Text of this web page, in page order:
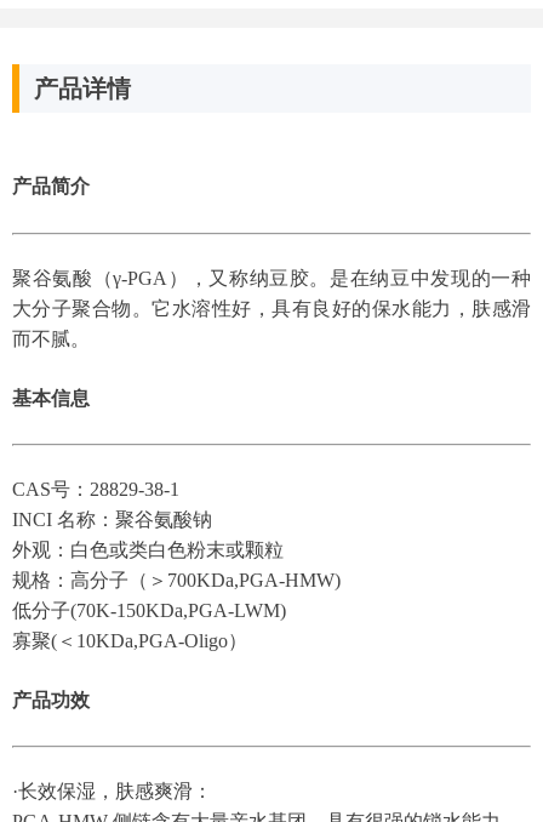
产品详情
产品简介
聚谷氨酸（γ-PGA），又称纳豆胶。是在纳豆中发现的一种
大分子聚合物。它水溶性好，具有良好的保水能力，肤感滑
而不腻。
基本信息
CAS号：28829-38-1
INCI 名称：聚谷氨酸钠
外观：白色或类白色粉末或颗粒
规格：高分子（＞700KDa,PGA-HMW)
低分子(70K-150KDa,PGA-LWM)
寡聚(＜10KDa,PGA-Oligo）
产品功效
·长效保湿，肤感爽滑：